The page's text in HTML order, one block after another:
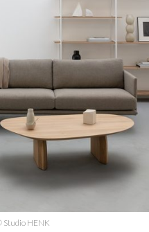
Studio HENK